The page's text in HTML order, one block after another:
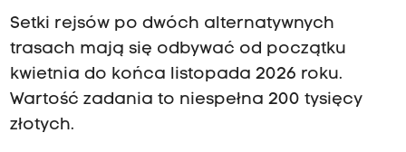
Setki rejsów po dwóch alternatywnych
trasach mają się odbywać od początku
kwietnia do końca listopada 2026 roku.
Wartość zadania to niespełna 200 tysięcy
złotych.